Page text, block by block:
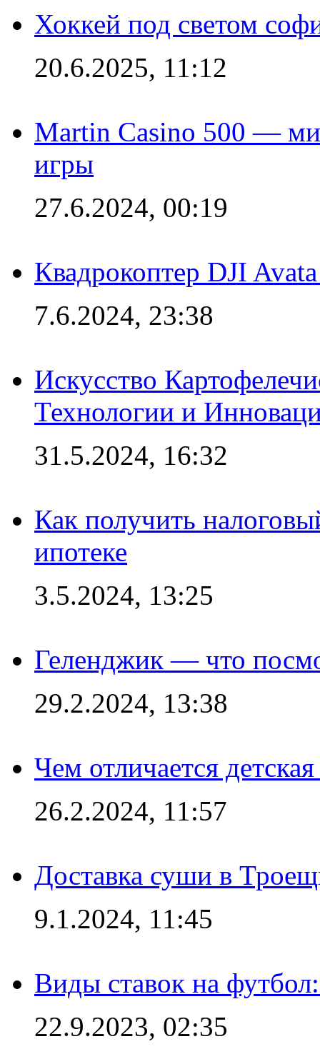
Хоккей под светом
20.6.2025, 11:12
Martin Casino 500 —
игры
27.6.2024, 00:19
Квадрокоптер DJI
7.6.2024, 23:38
Искусство
Технологии и
31.5.2024, 16:32
Как получить
ипотеке
3.5.2024, 13:25
Геленджик — что
29.2.2024, 13:38
Чем отличается
26.2.2024, 11:57
Доставка суши в
9.1.2024, 11:45
Виды ставок на
22.9.2023, 02:35